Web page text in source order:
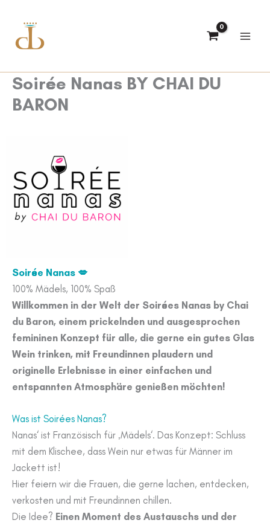
springen
Soirée Nanas BY CHAI DU
BARON
Soirée Nanas 💋
100% Mädels, 100% Spaß
Willkommen in der Welt der Soirées Nanas by Chai
du Baron, einem prickelnden und ausgesprochen
femininen Konzept für alle, die gerne ein gutes Glas
Wein trinken, mit Freundinnen plaudern und
originelle Erlebnisse in einer einfachen und
entspannten Atmosphäre genießen möchten!
Was ist Soirées Nanas?
Nanas‘ ist Französisch für ‚Mädels‘. Das Konzept: Schluss
mit dem Klischee, dass Wein nur etwas für Männer im
Jackett ist!
Hier feiern wir die Frauen, die gerne lachen, entdecken,
verkosten und mit Freundinnen chillen.
Die Idee? Einen Moment des Austauschs und der